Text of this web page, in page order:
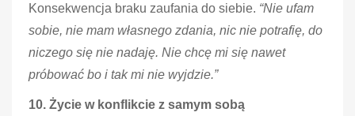
Konsekwencja braku zaufania do siebie. “Nie ufam
sobie, nie mam własnego zdania, nic nie potrafię, do
niczego się nie nadaję. Nie chcę mi się nawet
próbować bo i tak mi nie wyjdzie.”
10. Życie w konflikcie z samym sobą